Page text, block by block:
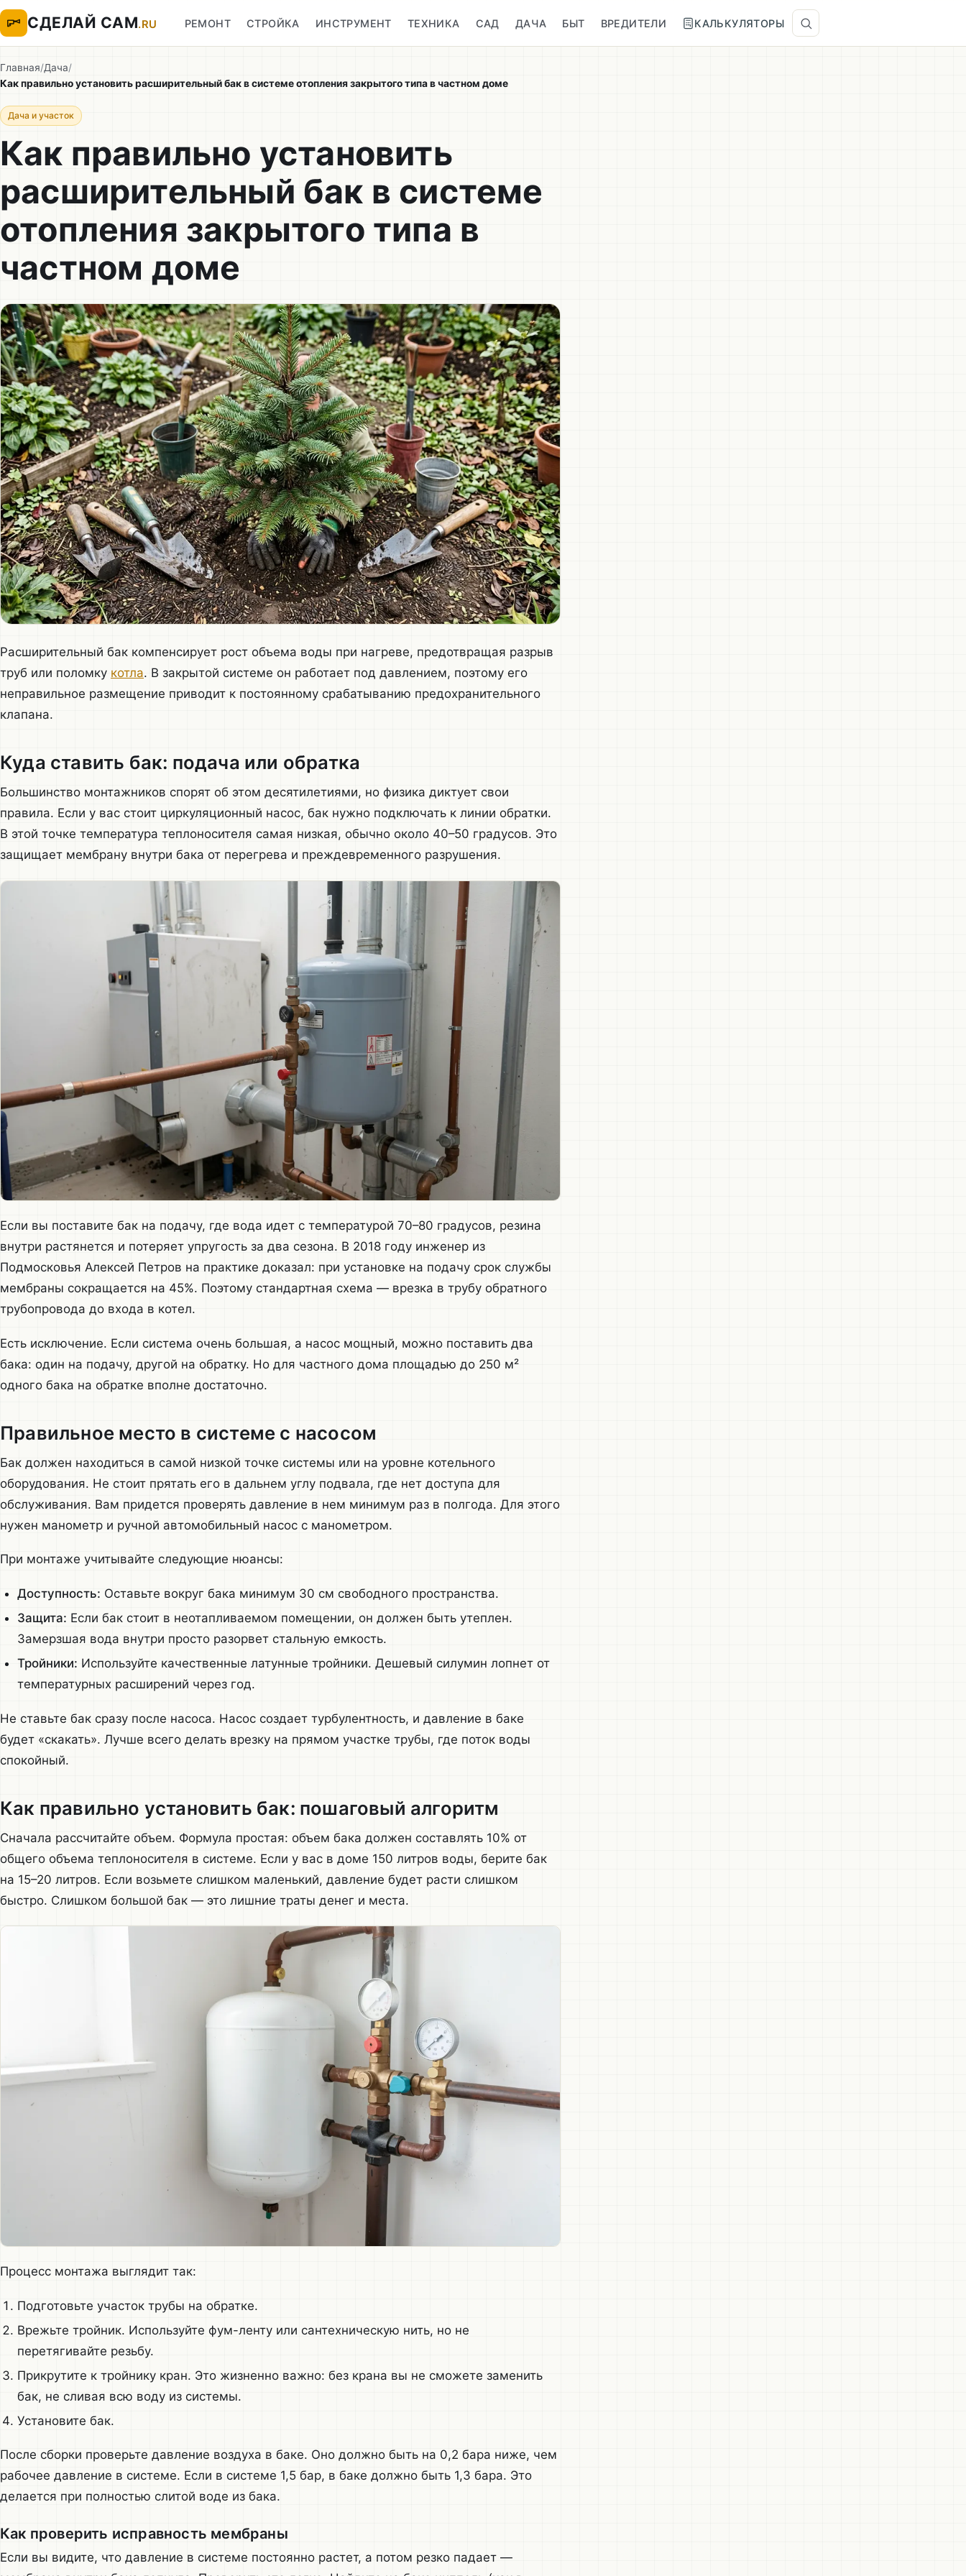
СДЕЛАЙ САМ.RU РЕМОНТ СТРОЙКА ИНСТРУМЕНТ ТЕХНИКА САД ДАЧА БЫТ ВРЕДИТЕЛИ КАЛЬКУЛЯТОРЫ
Главная/Дача/
Как правильно установить расширительный бак в системе отопления закрытого типа в частном доме
Дача и участок
Как правильно установить
расширительный бак в системе
отопления закрытого типа в
частном доме
Расширительный бак компенсирует рост объема воды при нагреве, предотвращая разрыв
труб или поломку котла. В закрытой системе он работает под давлением, поэтому его
неправильное размещение приводит к постоянному срабатыванию предохранительного
клапана.
Куда ставить бак: подача или обратка
Большинство монтажников спорят об этом десятилетиями, но физика диктует свои
правила. Если у вас стоит циркуляционный насос, бак нужно подключать к линии обратки.
В этой точке температура теплоносителя самая низкая, обычно около 40–50 градусов. Это
защищает мембрану внутри бака от перегрева и преждевременного разрушения.
Если вы поставите бак на подачу, где вода идет с температурой 70–80 градусов, резина
внутри растянется и потеряет упругость за два сезона. В 2018 году инженер из
Подмосковья Алексей Петров на практике доказал: при установке на подачу срок службы
мембраны сокращается на 45%. Поэтому стандартная схема — врезка в трубу обратного
трубопровода до входа в котел.
Есть исключение. Если система очень большая, а насос мощный, можно поставить два
бака: один на подачу, другой на обратку. Но для частного дома площадью до 250 м²
одного бака на обратке вполне достаточно.
Правильное место в системе с насосом
Бак должен находиться в самой низкой точке системы или на уровне котельного
оборудования. Не стоит прятать его в дальнем углу подвала, где нет доступа для
обслуживания. Вам придется проверять давление в нем минимум раз в полгода. Для этого
нужен манометр и ручной автомобильный насос с манометром.
При монтаже учитывайте следующие нюансы:
Доступность: Оставьте вокруг бака минимум 30 см свободного пространства.
Защита: Если бак стоит в неотапливаемом помещении, он должен быть утеплен.
Замерзшая вода внутри просто разорвет стальную емкость.
Тройники: Используйте качественные латунные тройники. Дешевый силумин лопнет от
температурных расширений через год.
Не ставьте бак сразу после насоса. Насос создает турбулентность, и давление в баке
будет «скакать». Лучше всего делать врезку на прямом участке трубы, где поток воды
спокойный.
Как правильно установить бак: пошаговый алгоритм
Сначала рассчитайте объем. Формула простая: объем бака должен составлять 10% от
общего объема теплоносителя в системе. Если у вас в доме 150 литров воды, берите бак
на 15–20 литров. Если возьмете слишком маленький, давление будет расти слишком
быстро. Слишком большой бак — это лишние траты денег и места.
Процесс монтажа выглядит так:
Подготовьте участок трубы на обратке.
Врежьте тройник. Используйте фум-ленту или сантехническую нить, но не
перетягивайте резьбу.
Прикрутите к тройнику кран. Это жизненно важно: без крана вы не сможете заменить
бак, не сливая всю воду из системы.
Установите бак.
После сборки проверьте давление воздуха в баке. Оно должно быть на 0,2 бара ниже, чем
рабочее давление в системе. Если в системе 1,5 бар, в баке должно быть 1,3 бара. Это
делается при полностью слитой воде из бака.
Как проверить исправность мембраны
Если вы видите, что давление в системе постоянно растет, а потом резко падает —